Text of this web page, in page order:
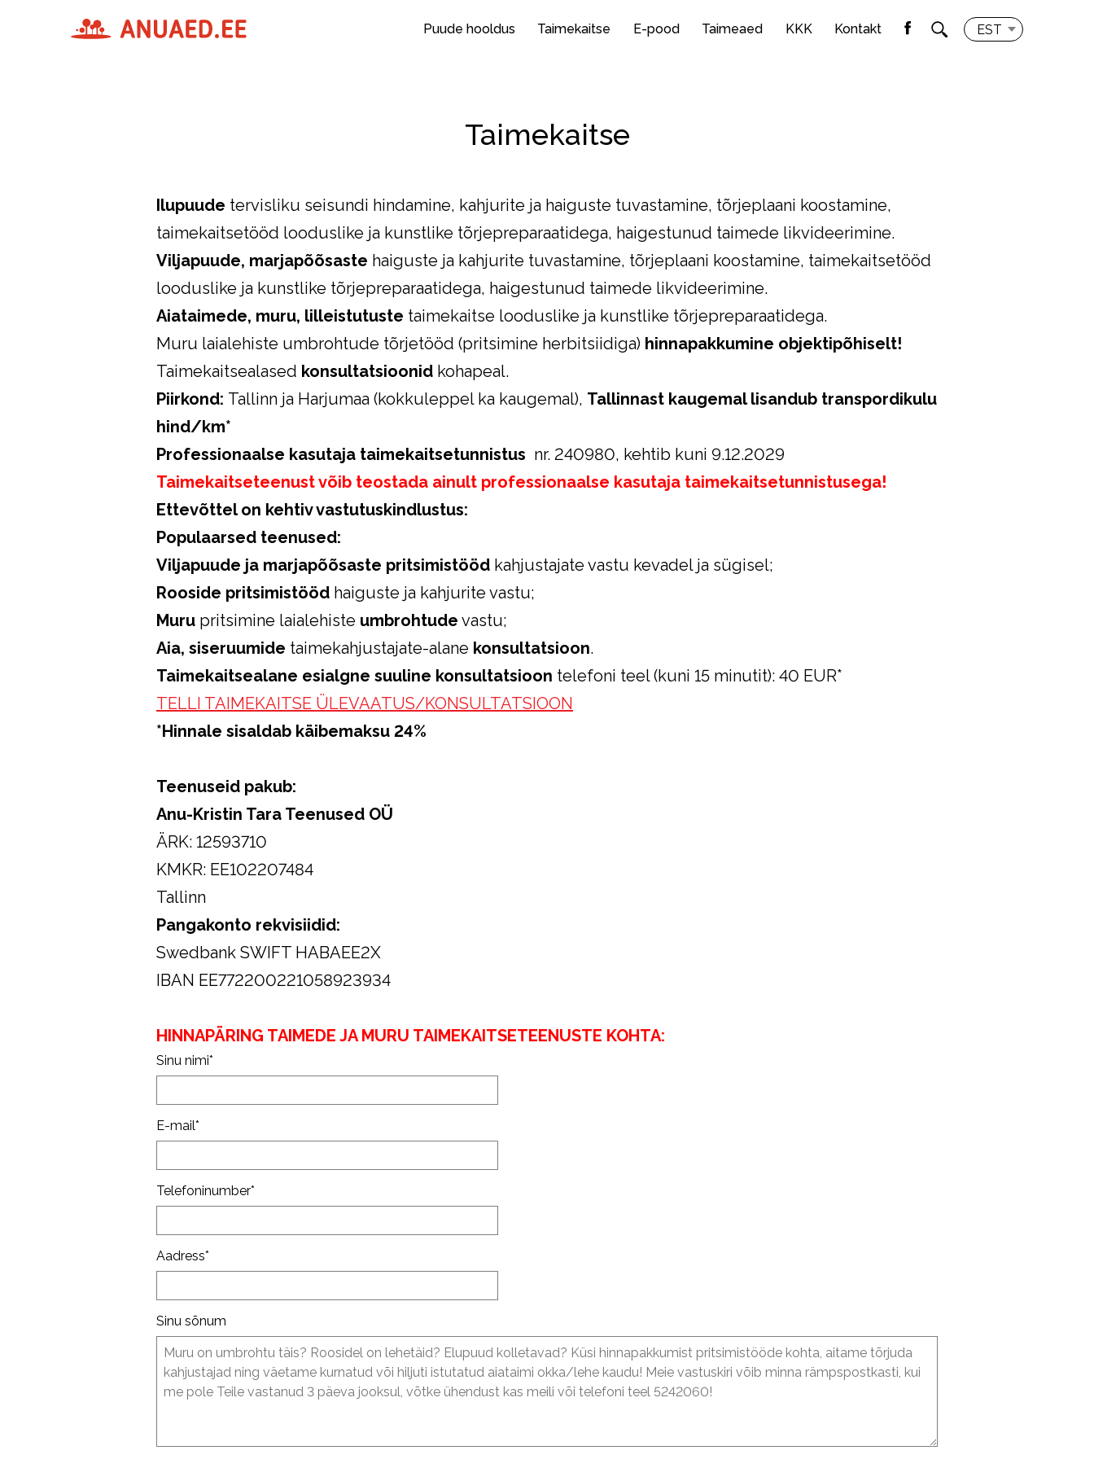
Puude hooldus Taimekaitse E-pood Taimeaed KKK Kontakt EST
Taimekaitse
Ilupuude tervisliku seisundi hindamine, kahjurite ja haiguste tuvastamine, tõrjeplaani koostamine,
taimekaitsetööd looduslike ja kunstlike tõrjepreparaatidega, haigestunud taimede likvideerimine.
Viljapuude, marjapõõsaste haiguste ja kahjurite tuvastamine, tõrjeplaani koostamine, taimekaitsetööd
looduslike ja kunstlike tõrjepreparaatidega, haigestunud taimede likvideerimine.
Aiataimede, muru, lilleistutuste taimekaitse looduslike ja kunstlike tõrjepreparaatidega.
Muru laialehiste umbrohtude tõrjetööd (pritsimine herbitsiidiga) hinnapakkumine objektipõhiselt!
Taimekaitsealased konsultatsioonid kohapeal.
Piirkond: Tallinn ja Harjumaa (kokkuleppel ka kaugemal), Tallinnast kaugemal lisandub transpordikulu
hind/km*
Professionaalse kasutaja taimekaitsetunnistus nr. 240980, kehtib kuni 9.12.2029
Taimekaitseteenust võib teostada ainult professionaalse kasutaja taimekaitsetunnistusega!
Ettevõttel on kehtiv vastutuskindlustus:
Populaarsed teenused:
Viljapuude ja marjapõõsaste pritsimistööd kahjustajate vastu kevadel ja sügisel;
Rooside pritsimistööd haiguste ja kahjurite vastu;
Muru pritsimine laialehiste umbrohtude vastu;
Aia, siseruumide taimekahjustajate-alane konsultatsioon.
Taimekaitsealane esialgne suuline konsultatsioon telefoni teel (kuni 15 minutit): 40 EUR*
TELLI TAIMEKAITSE ÜLEVAATUS/KONSULTATSIOON
*Hinnale sisaldab käibemaksu 24%
Teenuseid pakub:
Anu-Kristin Tara Teenused OÜ
ÄRK: 12593710
KMKR: EE102207484
Tallinn
Pangakonto rekvisiidid:
Swedbank SWIFT HABAEE2X
IBAN EE772200221058923934
HINNAPÄRING TAIMEDE JA MURU TAIMEKAITSETEENUSTE KOHTA:
Sinu nimi
E-mail
Telefoninumber
Aadress
Sinu sõnum